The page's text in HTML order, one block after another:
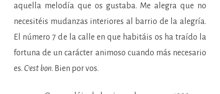
aquella melodía que os gustaba. Me alegra que no
necesitéis mudanzas interiores al barrio de la alegría.
El número 7 de la calle en que habitáis os ha traído la
fortuna de un carácter animoso cuando más necesario
es. C’est bon. Bien por vos.